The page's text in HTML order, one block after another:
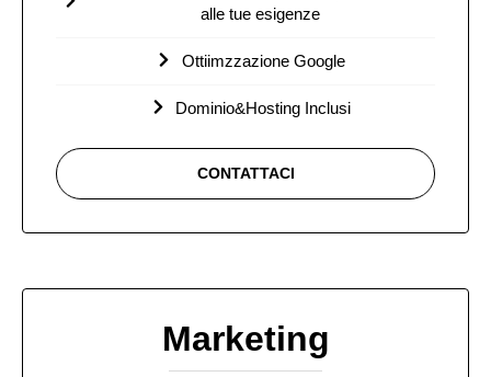
alle tue esigenze
Ottiimzzazione Google
Dominio&Hosting Inclusi
CONTATTACI
Marketing